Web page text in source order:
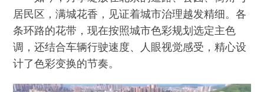
居民区，满城花香，见证着城市治理越发精细。各
条环路的花带，现在按照城市色彩规划选定主色
调，还结合车辆行驶速度、人眼视觉感受，精心设
计了色彩变换的节奏。